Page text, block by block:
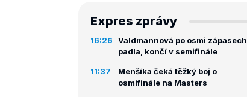
Expres zprávy
16:26
Valdmannová po osmi zápasech
padla, končí v semifinále
11:37
Menšíka čeká těžký boj o
osmifinále na Masters